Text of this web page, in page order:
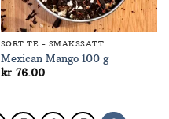
SORT TE - SMAKSSATT
Mexican Mango 100 g
kr76.00